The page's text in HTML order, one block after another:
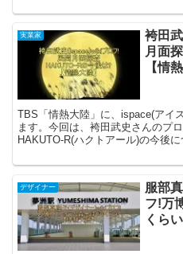
実業家
袴田
月面
【情
TBS「情熱大陸」に、ispace(アイ
ます。今回は、袴田武史さんのプ
HAKUTO-R(ハクトアール)の今後
デザイナー
服部
フ!万
くら